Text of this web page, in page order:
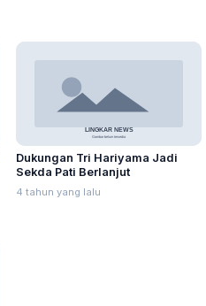
Dukungan Tri Hariyama Jadi
Sekda Pati Berlanjut
4 tahun yang lalu